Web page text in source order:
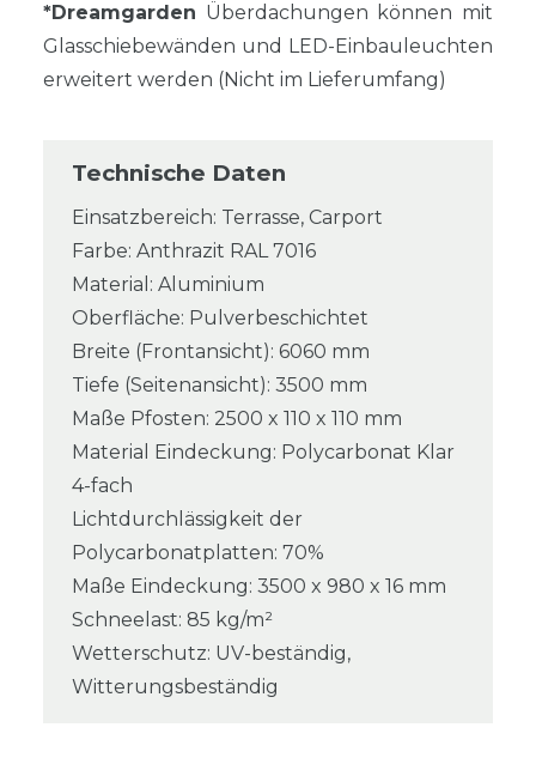
*Dreamgarden Überdachungen können mit
Glasschiebewänden und LED-Einbauleuchten
erweitert werden (Nicht im Lieferumfang)
Technische Daten
Einsatzbereich: Terrasse, Carport
Farbe: Anthrazit RAL 7016
Material: Aluminium
Oberfläche: Pulverbeschichtet
Breite (Frontansicht): 6060 mm
Tiefe (Seitenansicht): 3500 mm
Maße Pfosten: 2500 x 110 x 110 mm
Material Eindeckung: Polycarbonat Klar
4-fach
Lichtdurchlässigkeit der
Polycarbonatplatten: 70%
Maße Eindeckung: 3500 x 980 x 16 mm
Schneelast: 85 kg/m²
Wetterschutz: UV-beständig,
Witterungsbeständig